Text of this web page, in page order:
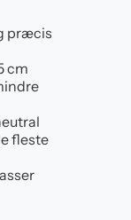
præcis
cm
fleste